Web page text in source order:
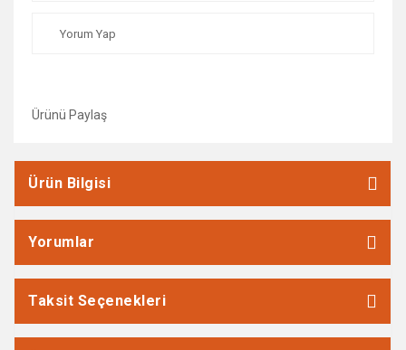
Yorum Yap
Ürünü Paylaş
Ürün Bilgisi
Yorumlar
Taksit Seçenekleri